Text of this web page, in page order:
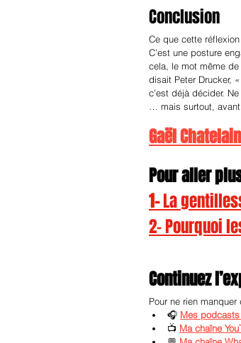
Conclusion
Ce que cette
C’est une posture
cela, le mot même
disait Peter Drucker,
c’est déjà décider.
… mais surtout,
Gaël
Pour aller
1- La
2- Pourquoi
Continuez
Pour ne rien
🎧 Mes
📺 Ma chaîne